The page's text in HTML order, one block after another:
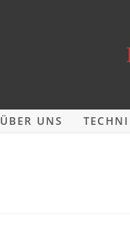
ÜBER UNS